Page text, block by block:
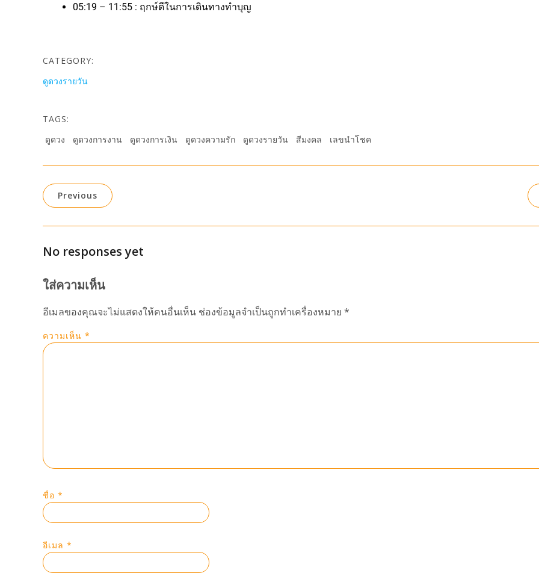
05:19 – 11:55 : ฤกษ์ดีในการเดินทางทำบุญ
CATEGORY:
ดูดวงรายวัน
TAGS:
ดูดวง
ดูดวงการงาน ดูดวงการเงิน ดูดวงความรัก ดูดวงรายวัน สีมงคล เลขนำโชค
Previous
No responses yet
ใส่ความเห็น
อีเมลของคุณจะไม่แสดงให้คนอื่นเห็น ช่องข้อมูลจำเป็นถูกทำเครื่องหมาย *
ความเห็น *
ชื่อ *
อีเมล *